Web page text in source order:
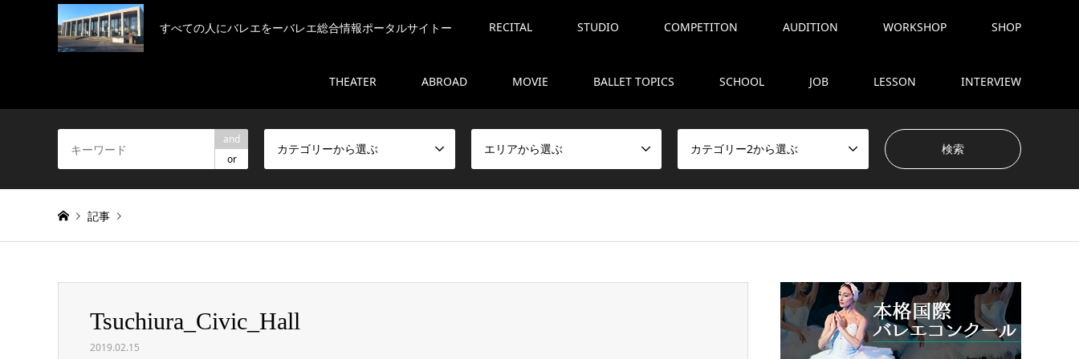
すべての人にバレエをーバレエ総合情報ポータルサイトー RECITAL STUDIO COMPETITON AUDITION WORKSHOP SHOP
THEATER ABROAD MOVIE BALLET TOPICS SCHOOL JOB LESSON INTERVIEW
and
or
カテゴリーから選ぶ エリアから選ぶ カテゴリー2から選ぶ
記事
Tsuchiura_Civic_Hall
Tsuchiura_Civic_Hall
2019.02.15